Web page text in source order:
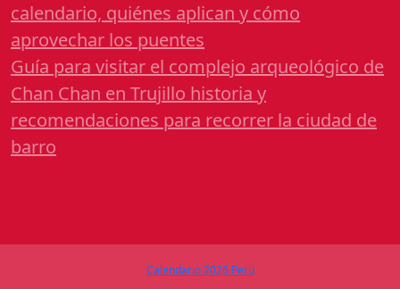
calendario, quiénes aplican y cómo
aprovechar los puentes
Guía para visitar el complejo arqueológico de
Chan Chan en Trujillo historia y
recomendaciones para recorrer la ciudad de
barro
Calendario 2026 Perú